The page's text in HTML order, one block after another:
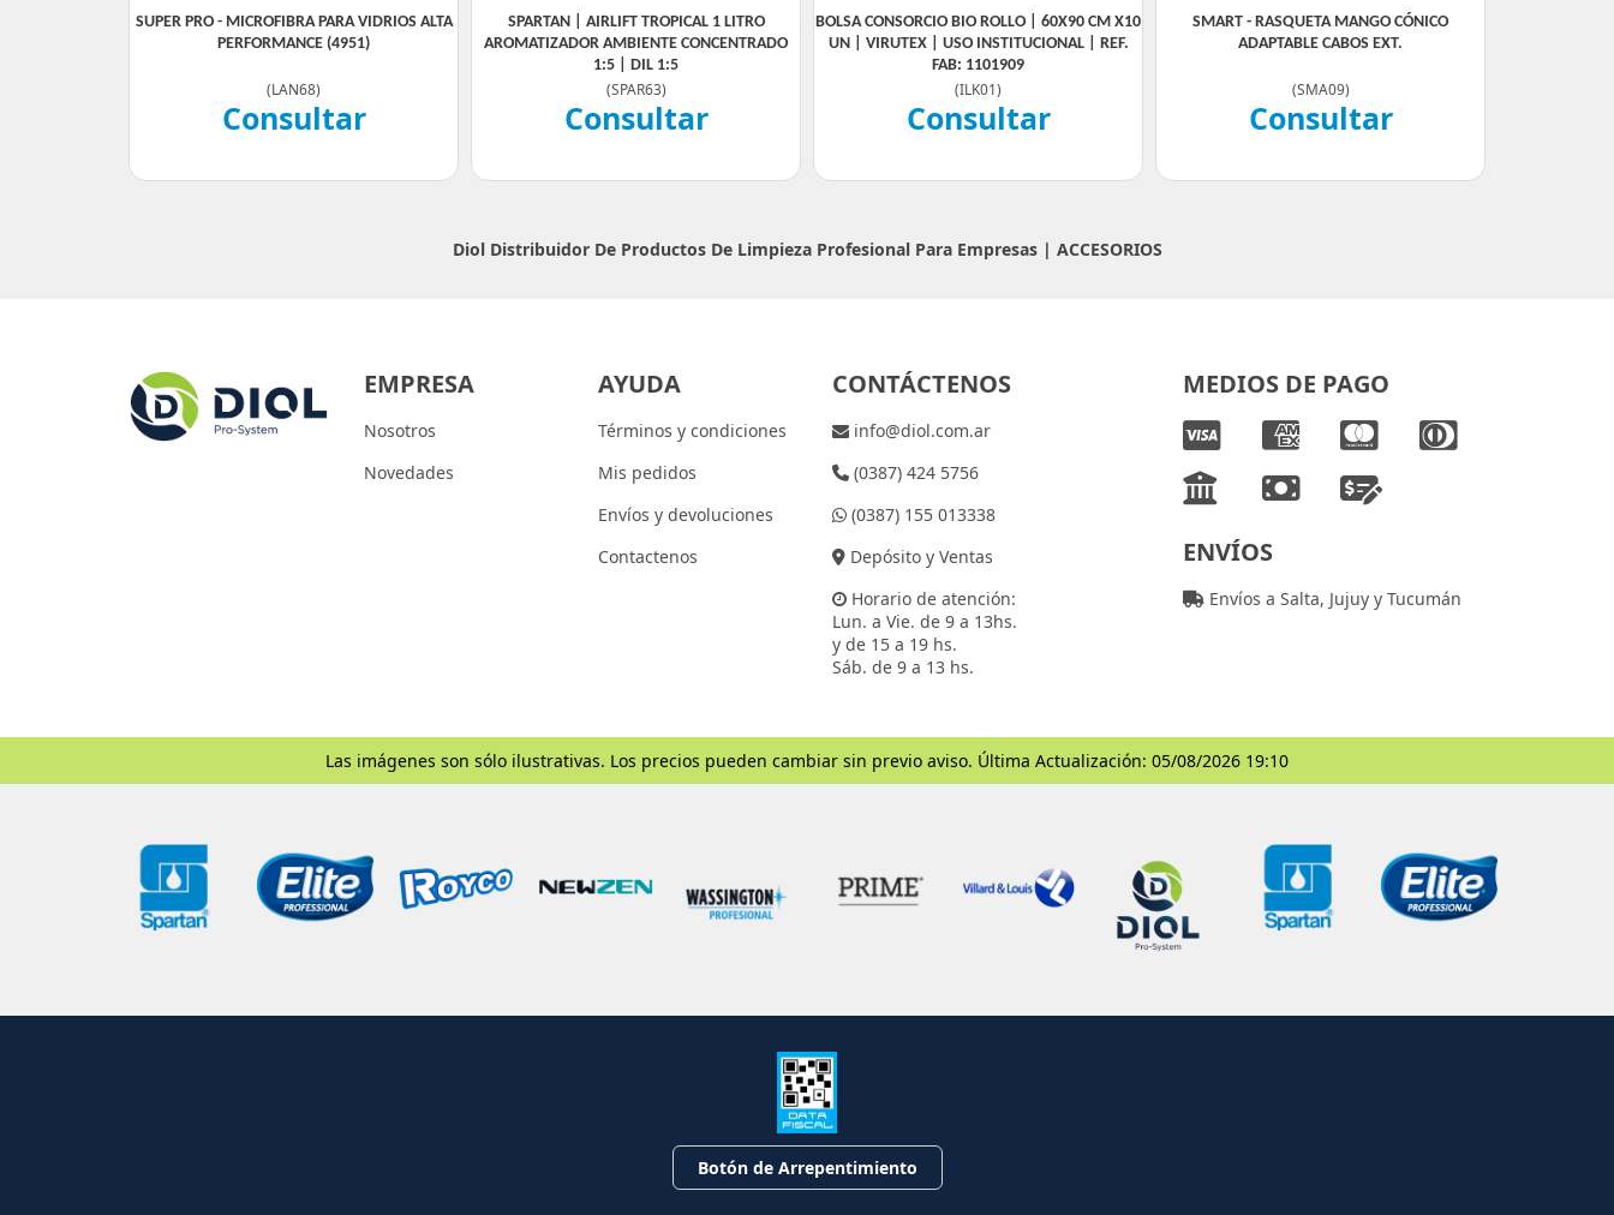
SUPER PRO - MICROFIBRA PARA VIDRIOS ALTA
PERFORMANCE (4951)
(LAN68)
Consultar
SPARTAN | AIRLIFT TROPICAL 1 LITRO
AROMATIZADOR AMBIENTE CONCENTRADO
1:5 | DIL 1:5
(SPAR63)
Consultar
BOLSA CONSORCIO BIO ROLLO | 60X90 CM X10
UN | VIRUTEX | USO INSTITUCIONAL | REF.
FAB: 1101909
(ILK01)
Consultar
SMART - RASQUETA MANGO CÓNICO
ADAPTABLE CABOS EXT.
(SMA09)
Consultar
Diol Distribuidor De Productos De Limpieza Profesional Para Empresas | ACCESORIOS
EMPRESA
Nosotros
Novedades
AYUDA
Términos y condiciones
Mis pedidos
Envíos y devoluciones
Contactenos
CONTÁCTENOS
info@diol.com.ar
(0387) 424 5756
(0387) 155 013338
Depósito y Ventas
Horario de atención:
Lun. a Vie. de 9 a 13hs.
y de 15 a 19 hs.
Sáb. de 9 a 13 hs.
MEDIOS DE PAGO
ENVÍOS
Envíos a Salta, Jujuy y Tucumán
Las imágenes son sólo ilustrativas. Los precios pueden cambiar sin previo aviso. Última Actualización: 05/08/2026 19:10
Botón de Arrepentimiento